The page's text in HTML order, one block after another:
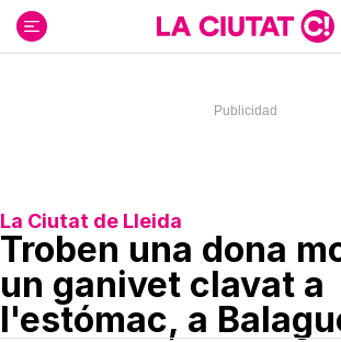
contenido
La Ciutat de Lleida
Troben una dona
un ganivet clavat a
l'estómac, a